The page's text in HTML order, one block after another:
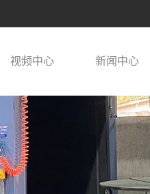
视频中心 新闻中心